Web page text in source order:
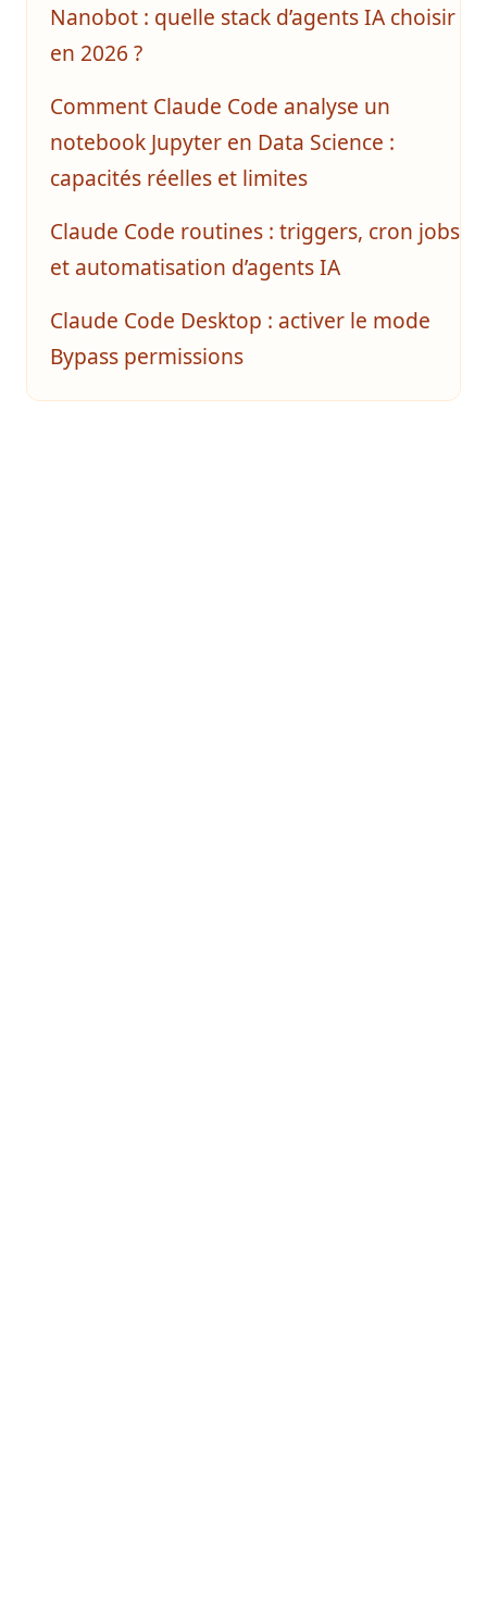
Nanobot : quelle stack d’agents IA choisir
en 2026 ?
Comment Claude Code analyse un
notebook Jupyter en Data Science :
capacités réelles et limites
Claude Code routines : triggers, cron jobs
et automatisation d’agents IA
Claude Code Desktop : activer le mode
Bypass permissions